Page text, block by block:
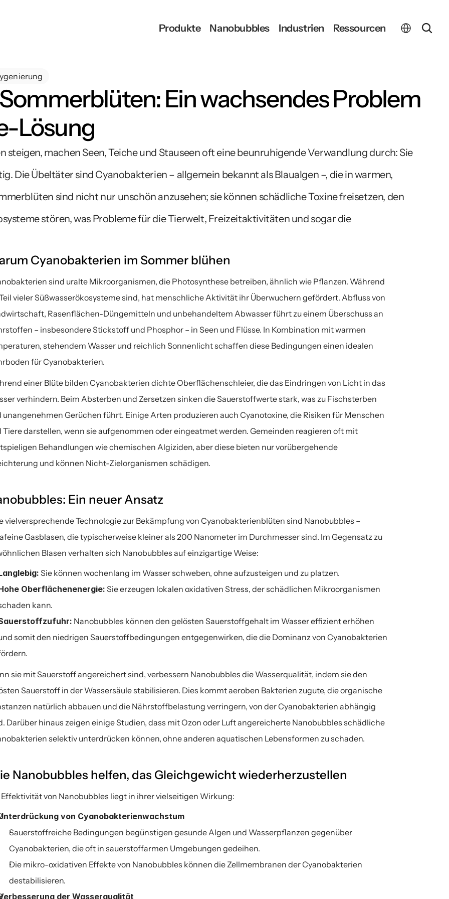
Produkte Nanobubbles Industrien Ressourcen
Ein wachsendes Problem
Lösung
machen Seen, Teiche und Stauseen oft eine beunruhigende Verwandlung durch: Sie
Die Übeltäter sind Cyanobakterien – allgemein bekannt als Blaualgen –, die in warmen,
sind nicht nur unschön anzusehen; sie können schädliche Toxine freisetzen, den
stören, was Probleme für die Tierwelt, Freizeitaktivitäten und sogar die
Cyanobakterien im Sommer blühen
sind uralte Mikroorganismen, die Photosynthese betreiben, ähnlich wie Pflanzen. Während
vieler Süßwasserökosysteme sind, hat menschliche Aktivität ihr Überwuchern gefördert. Abfluss von
Rasenflächen-Düngemitteln und unbehandeltem Abwasser führt zu einem Überschuss an
– insbesondere Stickstoff und Phosphor – in Seen und Flüsse. In Kombination mit warmen
stehendem Wasser und reichlich Sonnenlicht schaffen diese Bedingungen einen idealen
für Cyanobakterien.
einer Blüte bilden Cyanobakterien dichte Oberflächenschleier, die das Eindringen von Licht in das
verhindern. Beim Absterben und Zersetzen sinken die Sauerstoffwerte stark, was zu Fischsterben
unangenehmen Gerüchen führt. Einige Arten produzieren auch Cyanotoxine, die Risiken für Menschen
Tiere darstellen, wenn sie aufgenommen oder eingeatmet werden. Gemeinden reagieren oft mit
Behandlungen wie chemischen Algiziden, aber diese bieten nur vorübergehende
und können Nicht-Zielorganismen schädigen.
Ein neuer Ansatz
vielversprechende Technologie zur Bekämpfung von Cyanobakterienblüten sind Nanobubbles –
Gasblasen, die typischerweise kleiner als 200 Nanometer im Durchmesser sind. Im Gegensatz zu
Blasen verhalten sich Nanobubbles auf einzigartige Weise:
Sie können wochenlang im Wasser schweben, ohne aufzusteigen und zu platzen.
Oberflächenenergie: Sie erzeugen lokalen oxidativen Stress, der schädlichen Mikroorganismen
kann.
Nanobubbles können den gelösten Sauerstoffgehalt im Wasser effizient erhöhen
somit den niedrigen Sauerstoffbedingungen entgegenwirken, die die Dominanz von Cyanobakterien
sie mit Sauerstoff angereichert sind, verbessern Nanobubbles die Wasserqualität, indem sie den
Sauerstoff in der Wassersäule stabilisieren. Dies kommt aeroben Bakterien zugute, die organische
natürlich abbauen und die Nährstoffbelastung verringern, von der Cyanobakterien abhängig
Darüber hinaus zeigen einige Studien, dass mit Ozon oder Luft angereicherte Nanobubbles schädliche
selektiv unterdrücken können, ohne anderen aquatischen Lebensformen zu schaden.
Nanobubbles helfen, das Gleichgewicht wiederherzustellen
Effektivität von Nanobubbles liegt in ihrer vielseitigen Wirkung:
von Cyanobakterienwachstum
Sauerstoffreiche Bedingungen begünstigen gesunde Algen und Wasserpflanzen gegenüber
Cyanobakterien, die oft in sauerstoffarmen Umgebungen gedeihen.
Die mikro-oxidativen Effekte von Nanobubbles können die Zellmembranen der Cyanobakterien
destabilisieren.
der Wasserqualität